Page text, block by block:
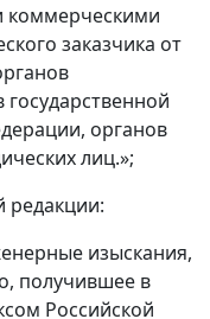
коммерческими
заказчика от
органов
лиц.»;
редакции:
изыскания,
получившее в
Российской